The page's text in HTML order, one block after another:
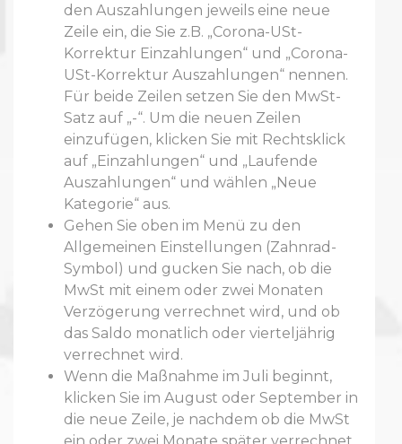
den Auszahlungen jeweils eine neue
Zeile ein, die Sie z.B. „Corona-USt-
Korrektur Einzahlungen“ und „Corona-
USt-Korrektur Auszahlungen“ nennen.
Für beide Zeilen setzen Sie den MwSt-
Satz auf „-“. Um die neuen Zeilen
einzufügen, klicken Sie mit Rechtsklick
auf „Einzahlungen“ und „Laufende
Auszahlungen“ und wählen „Neue
Kategorie“ aus.
Gehen Sie oben im Menü zu den
Allgemeinen Einstellungen (Zahnrad-
Symbol) und gucken Sie nach, ob die
MwSt mit einem oder zwei Monaten
Verzögerung verrechnet wird, und ob
das Saldo monatlich oder vierteljährig
verrechnet wird.
Wenn die Maßnahme im Juli beginnt,
klicken Sie im August oder September in
die neue Zeile, je nachdem ob die MwSt